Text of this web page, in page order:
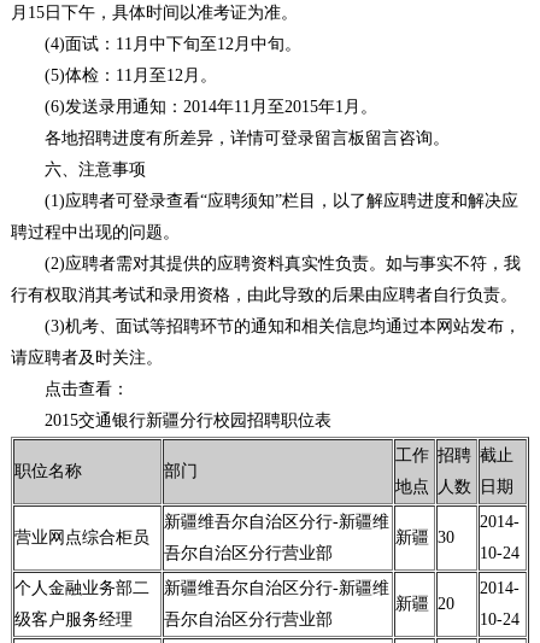
月15日下午，具体时间以准考证为准。
(4)面试：11月中下旬至12月中旬。
(5)体检：11月至12月。
(6)发送录用通知：2014年11月至2015年1月。
各地招聘进度有所差异，详情可登录留言板留言咨询。
六、注意事项
(1)应聘者可登录查看“应聘须知”栏目，以了解应聘进度和解决应
聘过程中出现的问题。
(2)应聘者需对其提供的应聘资料真实性负责。如与事实不符，我
行有权取消其考试和录用资格，由此导致的后果由应聘者自行负责。
(3)机考、面试等招聘环节的通知和相关信息均通过本网站发布，
请应聘者及时关注。
点击查看：
2015交通银行新疆分行校园招聘职位表
职位名称 部门
工作
地点
招聘
人数
截止
日期
营业网点综合柜员
新疆维吾尔自治区分行-新疆维
吾尔自治区分行营业部
新疆 30
2014-
10-24
个人金融业务部二
级客户服务经理
新疆维吾尔自治区分行-新疆维
吾尔自治区分行营业部
新疆 20
2014-
10-24